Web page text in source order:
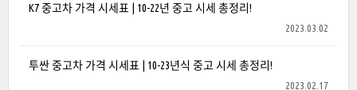
K7 중고차 가격 시세표 | 10-22년 중고 시세 총정리!
2023.03.02
투싼 중고차 가격 시세표 | 10-23년식 중고 시세 총정리!
2023.02.17